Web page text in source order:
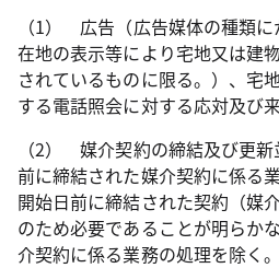
（1） 広告（広告媒体の種類
在地の表示等により宅地又は建
されているものに限る。）、宅
する電話照会に対する応対及び
（2） 媒介契約の締結及び更
前に締結された媒介契約に係る
開始日前に締結された契約（媒
のため必要であることが明らか
介契約に係る業務の処理を除く。